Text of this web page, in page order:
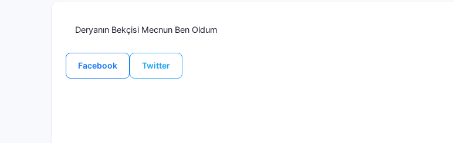
Deryanın Bekçisi Mecnun Ben Oldum
Facebook Twitter